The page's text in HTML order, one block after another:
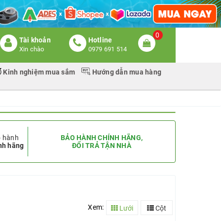
Tài khoản
Xin chào
Hotline
0979 691 514
0
Kinh nghiệm mua sắm Hướng dẫn mua hàng
hành
hãng
BẢO HÀNH CHÍNH HÃNG,
ĐỔI TRẢ TẬN NHÀ
Xem: Lưới Cột